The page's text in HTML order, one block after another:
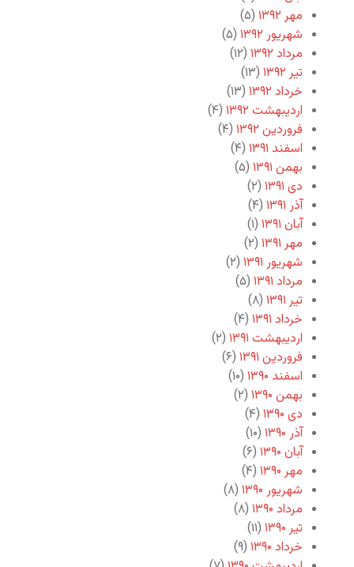
مهر ۱۳۹۲
(۵)
شهریور ۱۳۹۲
(۵)
مرداد ۱۳۹۲
(۱۲)
تیر ۱۳۹۲
(۱۳)
خرداد ۱۳۹۲
(۱۳)
اردیبهشت ۱۳۹۲
(۴)
فروردین ۱۳۹۲
(۴)
اسفند ۱۳۹۱
(۴)
بهمن ۱۳۹۱
(۵)
دی ۱۳۹۱
(۲)
آذر ۱۳۹۱
(۴)
آبان ۱۳۹۱
(۱)
مهر ۱۳۹۱
(۲)
شهریور ۱۳۹۱
(۲)
مرداد ۱۳۹۱
(۵)
تیر ۱۳۹۱
(۸)
خرداد ۱۳۹۱
(۴)
اردیبهشت ۱۳۹۱
(۲)
فروردین ۱۳۹۱
(۶)
اسفند ۱۳۹۰
(۱۰)
بهمن ۱۳۹۰
(۲)
دی ۱۳۹۰
(۴)
آذر ۱۳۹۰
(۱۰)
آبان ۱۳۹۰
(۶)
مهر ۱۳۹۰
(۴)
شهریور ۱۳۹۰
(۸)
مرداد ۱۳۹۰
(۸)
تیر ۱۳۹۰
(۱۱)
خرداد ۱۳۹۰
(۹)